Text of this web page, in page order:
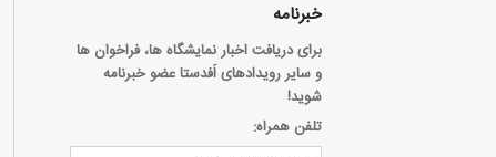
خبرنامه
برای دریافت اخبار نمایشگاه ها، فراخوان ها
و سایر رویدادهای اَفدستا عضو خبرنامه
شوید!
تلفن همراه: